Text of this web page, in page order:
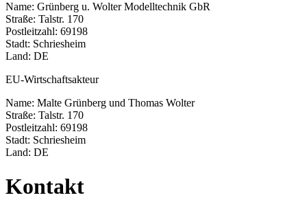
Name: Grünberg u. Wolter Modelltechnik GbR
Straße: Talstr. 170
Postleitzahl: 69198
Stadt: Schriesheim
Land: DE
EU-Wirtschaftsakteur
Name: Malte Grünberg und Thomas Wolter
Straße: Talstr. 170
Postleitzahl: 69198
Stadt: Schriesheim
Land: DE
Kontakt